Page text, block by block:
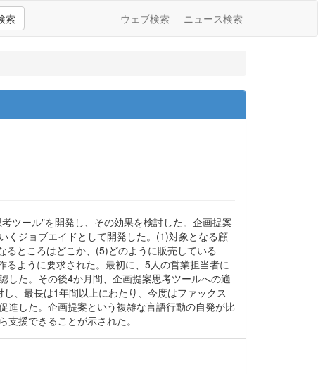
索 ウェブ検索 ニュース検索
ツール"を開発し、その効果を検討した。企画提案
くジョブエイドとして開発した。(1)対象となる顧
ところはどこか、(5)どのように販売している
ように要求された。最初に、5人の営業担当者に
した。その後4か月間、企画提案思考ツールへの適
、最長は1年間以上にわたり、今度はファックス
進した。企画提案という複雑な言語行動の自発が比
援できることが示された。